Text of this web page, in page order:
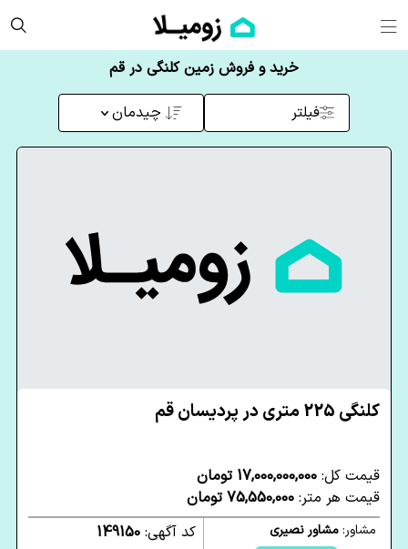
خرید و فروش زمین کلنگی در قم
فیلتر چیدمان
کلنگی 225 متری در پردیسان قم
قیمت کل: 17,000,000,000 تومان
قیمت هر متر: 75,550,000 تومان
مشاور:مشاور نصیری
کد آگهی: 149150